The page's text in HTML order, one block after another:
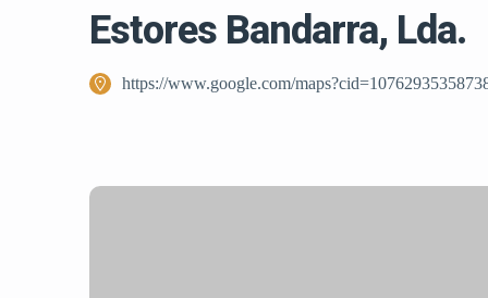
Estores Bandarra, Lda.
https://www.google.com/